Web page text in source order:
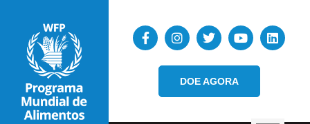
DOE AGORA